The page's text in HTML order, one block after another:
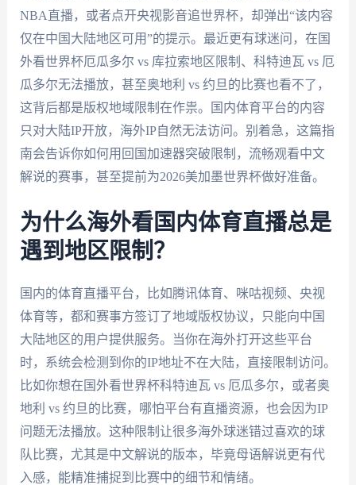
NBA直播，或者点开央视影音追世界杯，却弹出“该内容
仅在中国大陆地区可用”的提示。最近更有球迷问，在国
外看世界杯厄瓜多尔 vs 库拉索地区限制、科特迪瓦 vs 厄
瓜多尔无法播放，甚至奥地利 vs 约旦的比赛也看不了，
这背后都是版权地域限制在作祟。国内体育平台的内容
只对大陆IP开放，海外IP自然无法访问。别着急，这篇指
南会告诉你如何用回国加速器突破限制，流畅观看中文
解说的赛事，甚至提前为2026美加墨世界杯做好准备。
为什么海外看国内体育直播总是
遇到地区限制？
国内的体育直播平台，比如腾讯体育、咪咕视频、央视
体育等，都和赛事方签订了地域版权协议，只能向中国
大陆地区的用户提供服务。当你在海外打开这些平台
时，系统会检测到你的IP地址不在大陆，直接限制访问。
比如你想在国外看世界杯科特迪瓦 vs 厄瓜多尔，或者奥
地利 vs 约旦的比赛，哪怕平台有直播资源，也会因为IP
问题无法播放。这种限制让很多海外球迷错过喜欢的球
队比赛，尤其是中文解说的版本，毕竟母语解说更有代
入感，能精准捕捉到比赛中的细节和情绪。